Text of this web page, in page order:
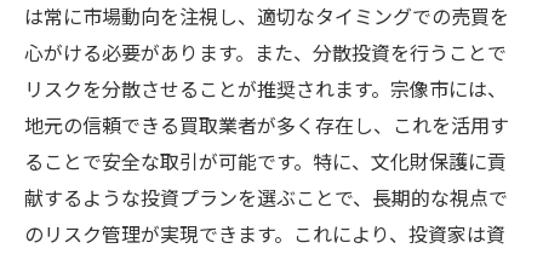
は常に市場動向を注視し、適切なタイミングでの売買を
心がける必要があります。また、分散投資を行うことで
リスクを分散させることが推奨されます。宗像市には、
地元の信頼できる買取業者が多く存在し、これを活用す
ることで安全な取引が可能です。特に、文化財保護に貢
献するような投資プランを選ぶことで、長期的な視点で
のリスク管理が実現できます。これにより、投資家は資